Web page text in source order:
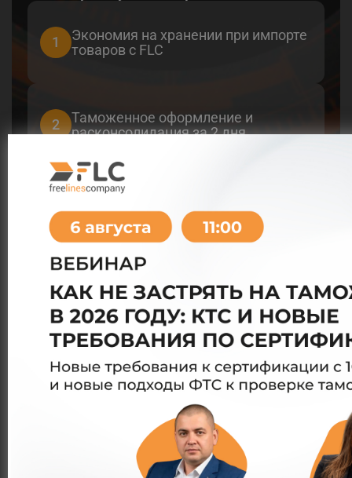
1
Экономия на хранении при импорте
товаров с FLC
2
Таможенное оформление и
расконсолидация за 2 дня
Склады консолидации в Китае,
Турции, Литве и Болгарии
4
Отлаженная система контроля
качества – ваш груз под
наблюдением на каждом этапе
С какими категориями товаров мы
работаем
Игрушки Книги и канцтовары
Украшения, часы Продукты (бакалея)